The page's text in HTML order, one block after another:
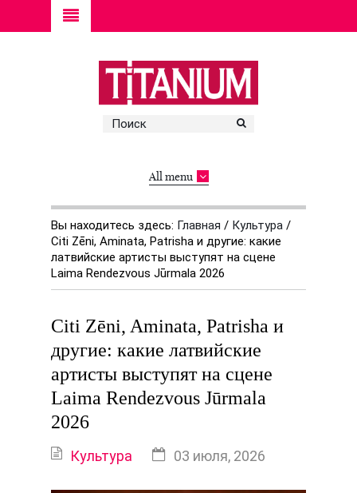
All menu
Вы находитесь здесь: Главная / Культура /
Citi Zēni, Aminata, Patrisha и другие: какие
латвийские артисты выступят на сцене
Laima Rendezvous Jūrmala 2026
Citi Zēni, Aminata, Patrisha и
другие: какие латвийские
артисты выступят на сцене
Laima Rendezvous Jūrmala
2026
Культура 03 июля, 2026